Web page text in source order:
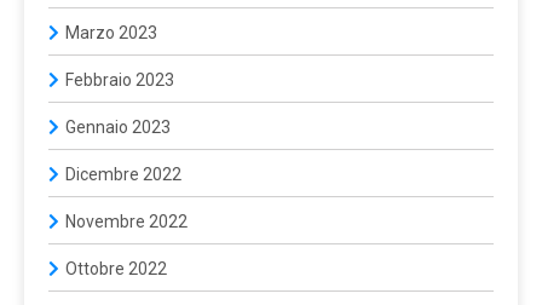
Marzo 2023
Febbraio 2023
Gennaio 2023
Dicembre 2022
Novembre 2022
Ottobre 2022